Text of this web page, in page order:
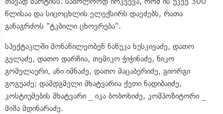
წლისაა და სიცოცხლის ელექსირს დაეძებს, რათა
განაგრძოს "ტკბილი ცხოვრება".
სპექტაკლში მონაწილეობენ ნანუკა ხუსკივაძე, დათო
გელაძე, დათო დარჩია, თემიკო ჭიჭინაძე, ნიკო
გომელაური, ანი იმნაძე, დათო მაცაბერიძე, გიორგი
გოგუაძე; დამდგმელი მხატვარია ქეთი ნადიბაიძე,
კოსტიუმების მხატვარი _ იკა ბობოხიძე, კომპოზიტორი _
მიშა მდინარაძე.